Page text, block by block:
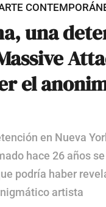
una
el
en Nueva
hace 26 años
podría haber
artista